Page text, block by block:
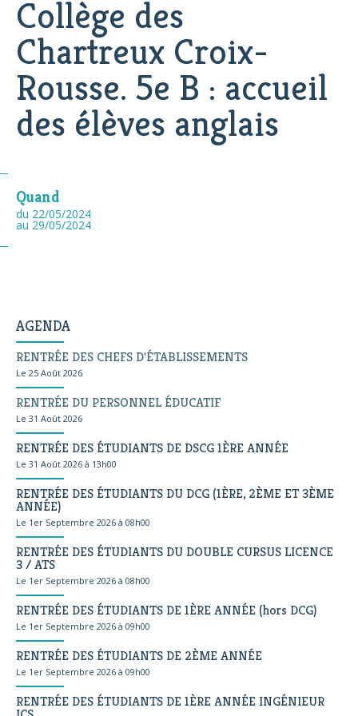
Collège des
Chartreux Croix-
Rousse. 5e B : accueil
des élèves anglais
Quand
du 22/05/2024
au 29/05/2024
AGENDA
RENTRÉE DES CHEFS D'ÉTABLISSEMENTS
Le 25 Août 2026
RENTRÉE DU PERSONNEL ÉDUCATIF
Le 31 Août 2026
RENTRÉE DES ÉTUDIANTS DE DSCG 1ÈRE ANNÉE
Le 31 Août 2026 à 13h00
RENTRÉE DES ÉTUDIANTS DU DCG (1ÈRE, 2ÈME ET 3ÈME
ANNÉE)
Le 1er Septembre 2026 à 08h00
RENTRÉE DES ÉTUDIANTS DU DOUBLE CURSUS LICENCE
3 / ATS
Le 1er Septembre 2026 à 08h00
RENTRÉE DES ÉTUDIANTS DE 1ÈRE ANNÉE (hors DCG)
Le 1er Septembre 2026 à 09h00
RENTRÉE DES ÉTUDIANTS DE 2ÈME ANNÉE
Le 1er Septembre 2026 à 09h00
RENTRÉE DES ÉTUDIANTS DE 1ÈRE ANNÉE INGÉNIEUR